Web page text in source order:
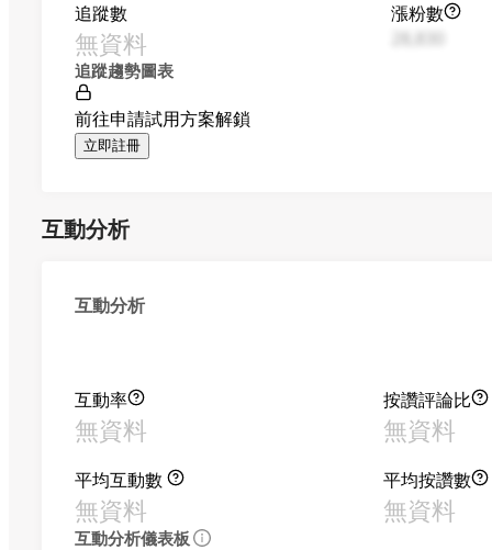
追蹤數
無資料
漲粉數
追蹤趨勢圖表
前往申請試用方案解鎖
立即註冊
互動分析
互動分析
互動率
無資料
按讚評論比
無資料
平均互動數
無資料
平均按讚數
無資料
互動分析儀表板